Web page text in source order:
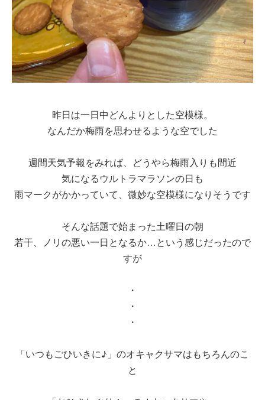
昨日は一日中どんよりとした空模様。
なんだか梅雨を思わせるような空でした
週間天気予報をみれば、どうやら梅雨入りも間近
気になるウルトラマラソンの日も
雨マークがかかっていて、微妙な空模様になりそうです
そんな話題で始まった土曜日の朝
若干、ノリの悪い一日となるか…という感じだったので
すが
・
・
・
「いつもごひいきに♪」のオキャクサマはもちろんのこ
と